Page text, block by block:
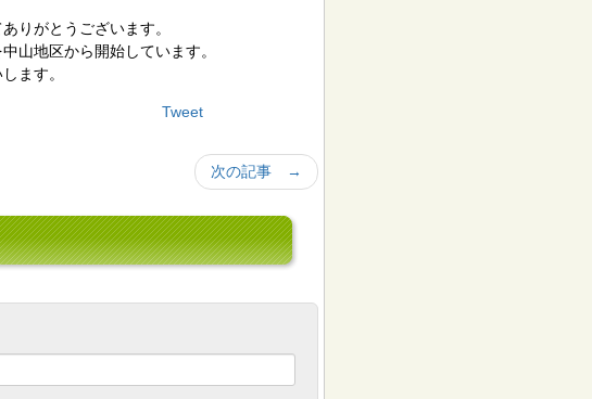
りがとうございます。
山地区から開始しています。
ます。
Tweet
次の記事 →